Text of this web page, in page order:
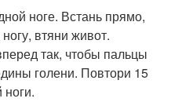
ноге. Встань прямо,
втяни живот.
так, чтобы пальцы
голени. Повтори 15